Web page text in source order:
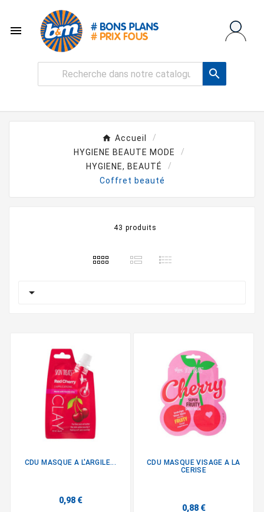


Accueil
HYGIENE BEAUTE MODE
HYGIENE, BEAUTÉ
Coffret beauté
43 produits

CDU MASQUE A L'ARGILE...
0,98 €
CDU MASQUE VISAGE A LA
CERISE
0,88 €